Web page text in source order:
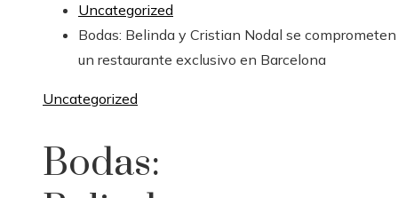
Uncategorized
Bodas: Belinda y Cristian Nodal se
un restaurante exclusivo en Barcelona
Uncategorized
Bodas: